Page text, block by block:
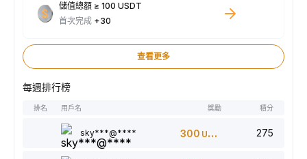
儲值總額 ≥ 100 USDT
首次完成 +30
查看更多
每週排行榜
排名 用戶名 獎勵 積分
sky***@**** 300 USDT 275